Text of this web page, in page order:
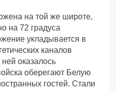
на той же широте,
на 72 градуса
укладывается в
каналов
оказалось
оберегают Белую
гостей. Стали